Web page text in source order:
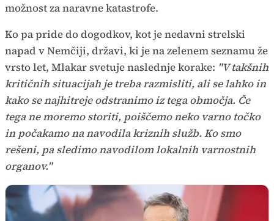
možnost za naravne katastrofe.
Ko pa pride do dogodkov, kot je nedavni strelski
napad v Nemčiji, državi, ki je na zelenem seznamu že
vrsto let, Mlakar svetuje naslednje korake: "V takšnih
kritičnih situacijah je treba razmisliti, ali se lahko in
kako se najhitreje odstranimo iz tega območja. Če
tega ne moremo storiti, poiščemo neko varno točko
in počakamo na navodila kriznih služb. Ko smo
rešeni, pa sledimo navodilom lokalnih varnostnih
organov."